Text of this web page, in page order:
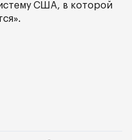
США, в которой